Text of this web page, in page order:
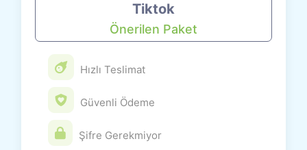
Tiktok
Önerilen Paket
Hızlı Teslimat
Güvenli Ödeme
Şifre Gerekmiyor